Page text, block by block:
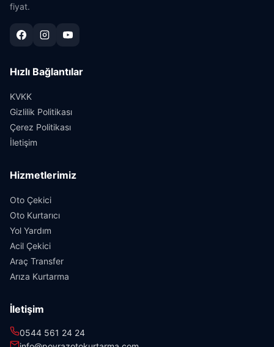
fiyat.
Hızlı Bağlantılar
KVKK
Gizlilik Politikası
Çerez Politikası
İletişim
Hizmetlerimiz
Oto Çekici
Oto Kurtarıcı
Yol Yardım
Acil Çekici
Araç Transfer
Arıza Kurtarma
İletişim
0544 561 24 24